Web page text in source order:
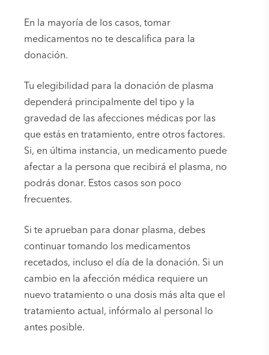
En la mayoría de los casos, tomar
medicamentos no te descalifica para la
donación.
Tu elegibilidad para la donación de plasma
dependerá principalmente del tipo y la
gravedad de las afecciones médicas por las
que estás en tratamiento, entre otros factores.
Si, en última instancia, un medicamento puede
afectar a la persona que recibirá el plasma, no
podrás donar. Estos casos son poco
frecuentes.
Si te aprueban para donar plasma, debes
continuar tomando los medicamentos
recetados, incluso el día de la donación. Si un
cambio en la afección médica requiere un
nuevo tratamiento o una dosis más alta que el
tratamiento actual, infórmalo al personal lo
antes posible.